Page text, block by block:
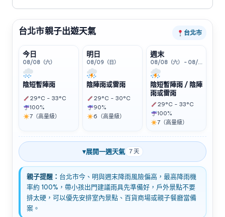
歸，輕鬆度過充實又有趣的假期。
台北市親子出遊天氣 台北市
今日
08/08（六）
陰短暫陣雨
29°C - 33°C
100%
7（高量級）
明日
08/09（日）
陰陣雨或雷雨
29°C - 30°C
90%
6（高量級）
週末
08/08（六） - 08/09（日）
陰短暫陣雨 / 陰陣
雨或雷雨
29°C - 33°C
100%
7（高量級）
▾展開一週天氣 7 天
親子提醒： 台北市今、明與週末降雨風險偏高，最高降雨機
率約 100%，帶小孩出門建議雨具先準備好，戶外景點不要
排太硬，可以優先安排室內景點、百貨商場或親子餐廳當備
案。